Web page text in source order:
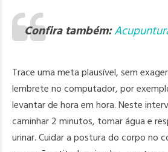
Confira também:
Trace uma meta plausível, sem
lembrete no computador, por
levantar de hora em hora. Neste
caminhar 2 minutos, tomar água e
urinar. Cuidar a postura do corpo no